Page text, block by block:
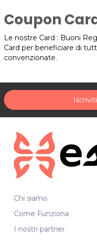
Coupon
Le nostre Card : Buoni
Card per beneficiare di
convenzionate.
Chi siamo
Come Funziona
I nostri partner